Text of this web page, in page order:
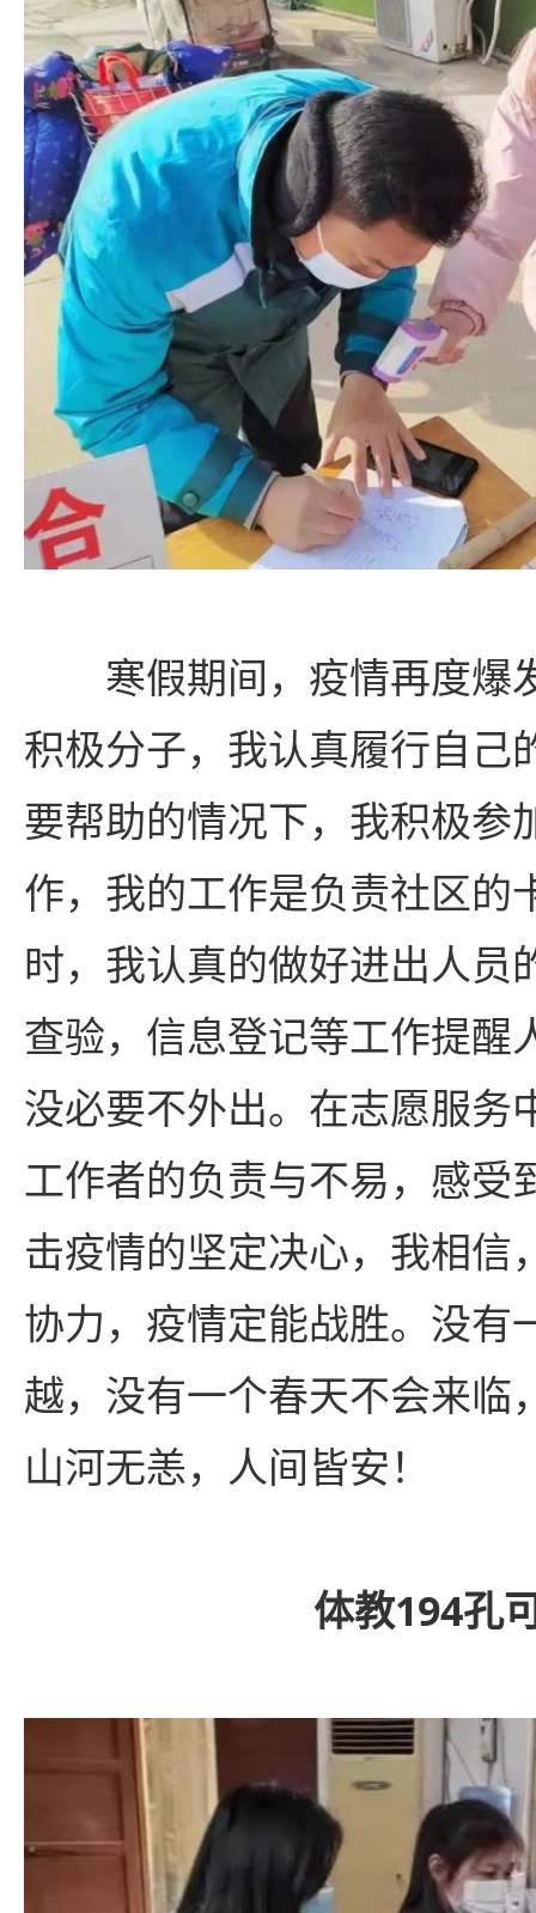
寒假期间，疫情再度爆
积极分子，我认真履行自己
要帮助的情况下，我积极参
作，我的工作是负责社区的
时，我认真的做好进出人员
查验，信息登记等工作提醒
没必要不外出。在志愿服务
工作者的负责与不易，感受
击疫情的坚定决心，我相信
协力，疫情定能战胜。没有
越，没有一个春天不会来临
山河无恙，人间皆安！
体教194孔